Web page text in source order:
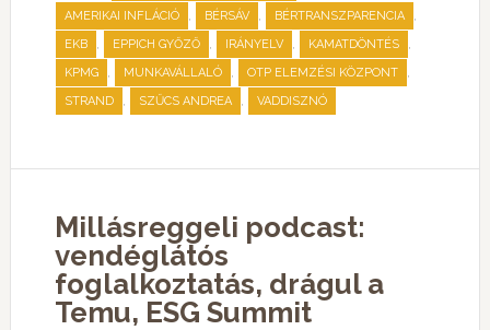
AMERIKAI INFLÁCIÓ , BÉRSÁV , BÉRTRANSZPARENCIA ,
EKB , EPPICH GYŐZŐ , IRÁNYELV , KAMATDÖNTÉS ,
KPMG , MUNKAVÁLLALÓ , OTP ELEMZÉSI KÖZPONT ,
STRAND , SZŰCS ANDREA , VADDISZNÓ
Millásreggeli podcast:
vendéglátós
foglalkoztatás, drágul a
Temu, ESG Summit